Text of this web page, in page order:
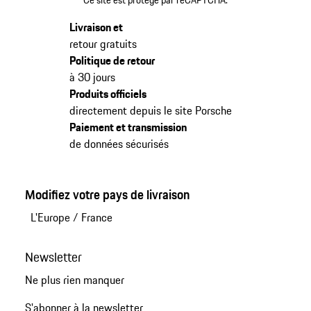
Livraison et
retour gratuits
Politique de retour
à 30 jours
Produits officiels
directement depuis le site Porsche
Paiement et transmission
de données sécurisés
Modifiez votre pays de livraison
L'Europe/ France
Newsletter
Ne plus rien manquer
S'abonner à la newsletter